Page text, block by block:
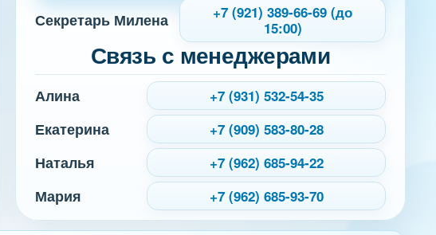
Секретарь Милена
+7 (921) 389-66-69 (до
15:00)
Связь с менеджерами
Алина +7 (931) 532-54-35
Екатерина +7 (909) 583-80-28
Наталья +7 (962) 685-94-22
Мария +7 (962) 685-93-70